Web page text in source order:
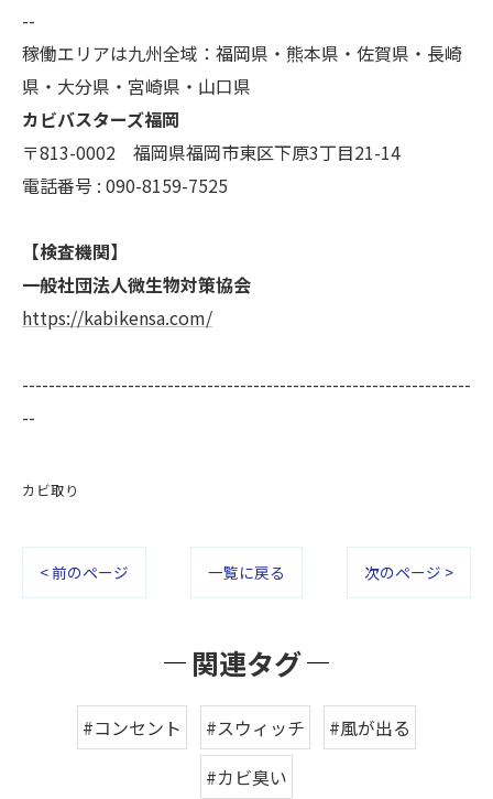
--
稼働エリアは九州全域：福岡県・熊本県・佐賀県・長崎
県・大分県・宮崎県・山口県
カビバスターズ福岡
〒813-0002 福岡県福岡市東区下原3丁目21-14
電話番号 : 090-8159-7525
【検査機関】
一般社団法人微生物対策協会
https://kabikensa.com/
--------------------------------------------------------------------
--
カビ取り
< 前のページ 一覧に戻る 次のページ >
関連タグ
#コンセント #スウィッチ
#風が出る
#カビ臭い